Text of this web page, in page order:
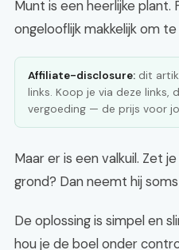
Munt is een heerlijke plant.
ongelooflijk makkelijk om te
Affiliate-disclosure: dit
links. Koop je via deze links,
vergoeding — de prijs voor
Maar er is een valkuil. Zet
grond? Dan neemt hij
De oplossing is simpel en
hou je de boel onder